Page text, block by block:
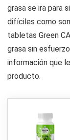
grasa se ira para
difíciles como
tabletas Green
grasa sin
información que
producto.